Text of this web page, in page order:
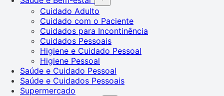
Cuidado Adulto
Cuidado com o Paciente
Cuidados para Incontinência
Cuidados Pessoais
Higiene e Cuidado Pessoal
Higiene Pessoal
Saúde e Cuidado Pessoal
Saúde e Cuidados Pessoais
Supermercado